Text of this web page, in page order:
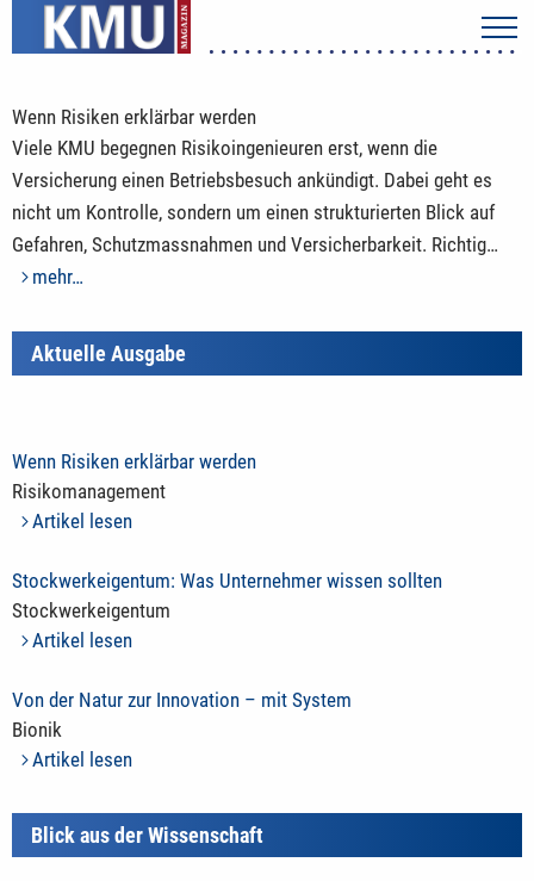
Wenn Risiken erklärbar werden
Viele KMU begegnen Risikoingenieuren erst, wenn die
Versicherung einen Betriebsbesuch ankündigt. Dabei geht es
nicht um Kontrolle, sondern um einen strukturierten Blick auf
Gefahren, Schutzmassnahmen und Versicherbarkeit. Richtig…
mehr…
Aktuelle Ausgabe
Wenn Risiken erklärbar werden
Risikomanagement
Artikel lesen
Stockwerkeigentum: Was Unternehmer wissen sollten
Stockwerkeigentum
Artikel lesen
Von der Natur zur Innovation – mit System
Bionik
Artikel lesen
Blick aus der Wissenschaft